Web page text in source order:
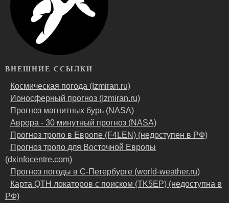
ВНЕШНИЕ ССЫЛКИ
Космическая погода (Izmiran.ru)
Ионосферный прогноз (Izmiran.ru)
Прогноз магнитных бурь (NASA)
Аврора - 30 минутный прогноз (NASA)
Прогноз тропо в Европе (F4LEN) (недоступен в РФ)
Прогноз тропо для Восточной Европы
(dxinfocentre.com)
Прогноз погоды в С-Петербурге (world-weather.ru)
Карта QTH локаторов с поиском (TK5EP) (недоступна в
РФ)